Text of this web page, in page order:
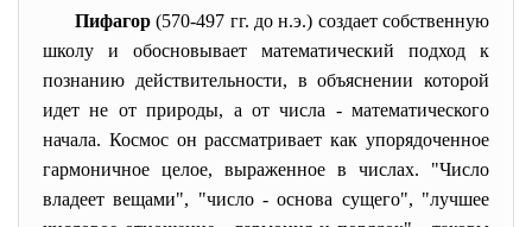
Пифагор(570-497 гг. до н.э.) создает собственную
школу и обосновывает математический подход к
познанию действительности, в объяснении которой
идет не от природы, а от числа - математического
начала. Космос он рассматривает как упорядоченное
гармоничное целое, выраженное в числах. "Число
владеет вещами", "число - основа сущего", "лучшее